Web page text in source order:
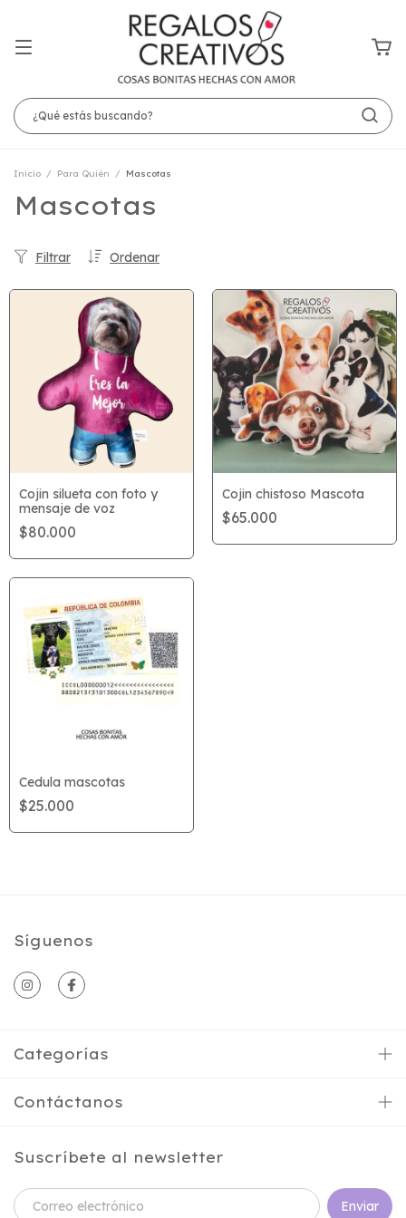
Inicio / Para Quién / Mascotas
Mascotas
Ordenar
Filtrar
Cojin silueta con foto y
mensaje de voz
$80.000
Cojin chistoso Mascota
$65.000
Cedula mascotas
$25.000
Síguenos
Categorías
Contáctanos
Suscríbete al newsletter